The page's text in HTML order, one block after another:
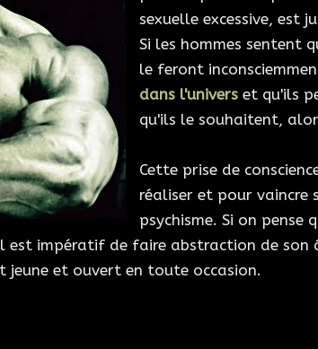
sexuelle excessive, est
Si les hommes sentent
le feront
dans l'univers et qu'ils
qu'ils le souhaitent,
Cette prise de
réaliser et pour vaincre
psychisme. Si on pense
est impératif de faire abstraction de son
jeune et ouvert en toute occasion.